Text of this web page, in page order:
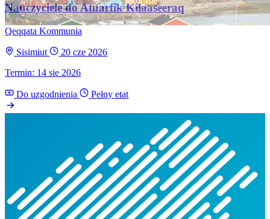
Nauczyciele do Atuarfik Kilaaseeraq
Qeqqata Kommunia
Sisimiut
20 cze 2026
Termin: 14 sie 2026
Do uzgodnienia Pełny etat